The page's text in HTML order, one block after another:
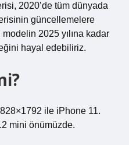
2020’de tüm dünyada
güncellemelere
2025 yılına kadar
hayal edebiliriz.
ile iPhone 11.
mini önümüzde.